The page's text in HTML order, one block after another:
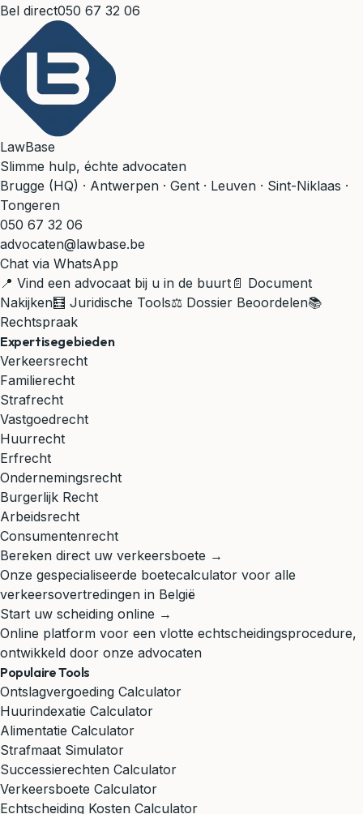
Bel direct050 67 32 06
LawBase
Slimme hulp, échte advocaten
Brugge (HQ) · Antwerpen · Gent · Leuven · Sint-Niklaas ·
Tongeren
050 67 32 06
advocaten@lawbase.be
Chat via WhatsApp
📍 Vind een advocaat bij u in de buurt 📄 Document
Nakijken🧮 Juridische Tools⚖️ Dossier Beoordelen📚
Rechtspraak
Expertisegebieden
Verkeersrecht
Familierecht
Strafrecht
Vastgoedrecht
Huurrecht
Erfrecht
Ondernemingsrecht
Burgerlijk Recht
Arbeidsrecht
Consumentenrecht
Bereken direct uw verkeersboete →
Onze gespecialiseerde boetecalculator voor alle
verkeersovertredingen in België
Start uw scheiding online →
Online platform voor een vlotte echtscheidingsprocedure,
ontwikkeld door onze advocaten
Populaire Tools
Ontslagvergoeding Calculator
Huurindexatie Calculator
Alimentatie Calculator
Strafmaat Simulator
Successierechten Calculator
Verkeersboete Calculator
Echtscheiding Kosten Calculator